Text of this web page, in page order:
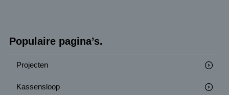
Populaire pagina’s.
Projecten
Kassensloop